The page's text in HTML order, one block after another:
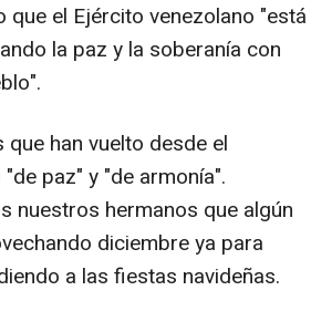
el Ejército venezolano "está
la paz y la soberanía con
han vuelto desde el
paz" y "de armonía".
nuestros hermanos que algún
diciembre ya para
a las fiestas navideñas.